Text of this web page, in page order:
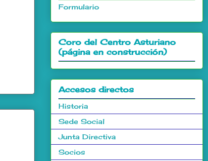
Formulario
Coro del Centro Asturiano
(página en construcción)
Accesos directos
Historia
Sede Social
Junta Directiva
Socios